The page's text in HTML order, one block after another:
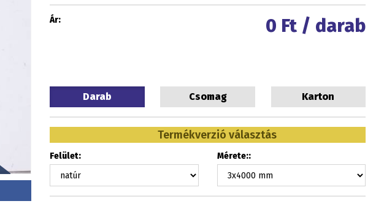
Ár: 0 Ft / darab
Darab Csomag Karton
Termékverzió választás
Felület: Mérete::